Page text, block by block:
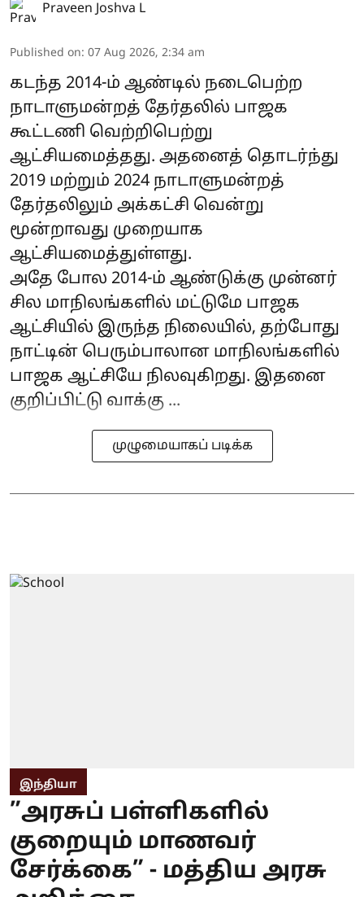
Praveen Joshva L
Published on: 07 Aug 2026, 2:34 am
கடந்த 2014-ம் ஆண்டில் நடைபெற்ற
நாடாளுமன்றத் தேர்தலில் பாஜக
கூட்டணி வெற்றிபெற்று
ஆட்சியமைத்தது. அதனைத் தொடர்ந்து
2019 மற்றும் 2024 நாடாளுமன்றத்
தேர்தலிலும் அக்கட்சி வென்று
மூன்றாவது முறையாக
ஆட்சியமைத்துள்ளது.
அதே போல 2014-ம் ஆண்டுக்கு முன்னர்
சில மாநிலங்களில் மட்டுமே பாஜக
ஆட்சியில் இருந்த நிலையில், தற்போது
நாட்டின் பெரும்பாலான மாநிலங்களில்
பாஜக ஆட்சியே நிலவுகிறது. இதனை
குறிப்பிட்டு வாக்கு ...
முழுமையாகப் படிக்க
இந்தியா
”அரசுப் பள்ளிகளில்
குறையும் மாணவர்
சேர்க்கை” - மத்திய அரசு